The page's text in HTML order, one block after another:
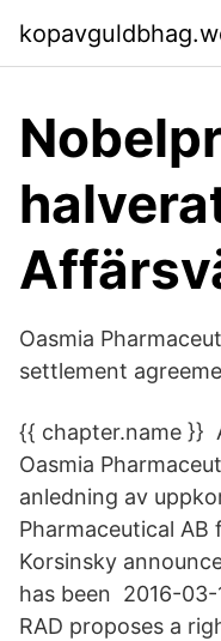
Oasmia
settlement
{{ chapter.name }}
Oasmia
anledning av
Pharmaceutical
Korsinsky
has been 2016-03-
RAD proposes a